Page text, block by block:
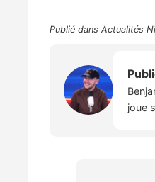
Publié dans Actualités
joue